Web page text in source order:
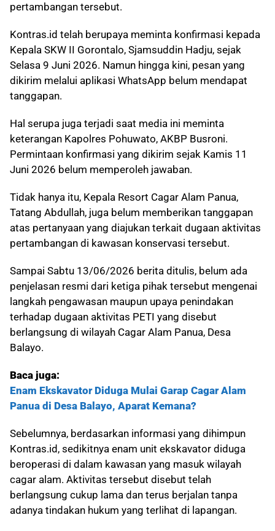
pertambangan tersebut.
Kontras.id telah berupaya meminta konfirmasi kepada
Kepala SKW II Gorontalo, Sjamsuddin Hadju, sejak
Selasa 9 Juni 2026. Namun hingga kini, pesan yang
dikirim melalui aplikasi WhatsApp belum mendapat
tanggapan.
Hal serupa juga terjadi saat media ini meminta
keterangan Kapolres Pohuwato, AKBP Busroni.
Permintaan konfirmasi yang dikirim sejak Kamis 11
Juni 2026 belum memperoleh jawaban.
Tidak hanya itu, Kepala Resort Cagar Alam Panua,
Tatang Abdullah, juga belum memberikan tanggapan
atas pertanyaan yang diajukan terkait dugaan aktivitas
pertambangan di kawasan konservasi tersebut.
Sampai Sabtu 13/06/2026 berita ditulis, belum ada
penjelasan resmi dari ketiga pihak tersebut mengenai
langkah pengawasan maupun upaya penindakan
terhadap dugaan aktivitas PETI yang disebut
berlangsung di wilayah Cagar Alam Panua, Desa
Balayo.
Baca juga:
Enam Ekskavator Diduga Mulai Garap Cagar Alam
Panua di Desa Balayo, Aparat Kemana?
Sebelumnya, berdasarkan informasi yang dihimpun
Kontras.id, sedikitnya enam unit ekskavator diduga
beroperasi di dalam kawasan yang masuk wilayah
cagar alam. Aktivitas tersebut disebut telah
berlangsung cukup lama dan terus berjalan tanpa
adanya tindakan hukum yang terlihat di lapangan.